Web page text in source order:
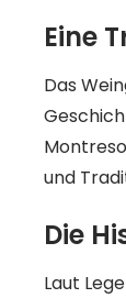
Eine
Das
und
Die
Laut